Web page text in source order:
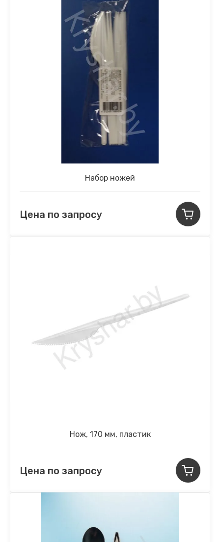
Набор ножей
Цена по запросу
Нож, 170 мм, пластик
Цена по запросу